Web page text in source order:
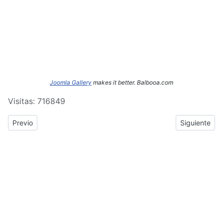
Joomla Gallery makes it better. Balbooa.com
Visitas: 716849
Previous article: ERASMUS+: Crónica del tercer y cuarto día de
Previo Next article:
Siguiente